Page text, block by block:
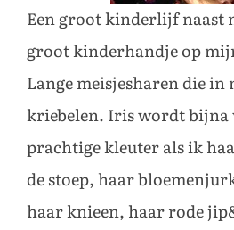
Een groot kinderlijf naast
groot kinderhandje op
Lange meisjesharen die in
kriebelen. Iris wordt bijna
prachtige kleuter als ik
de stoep, haar
haar knieen, haar rode